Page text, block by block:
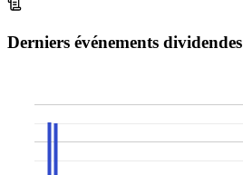
Derniers événements dividendes